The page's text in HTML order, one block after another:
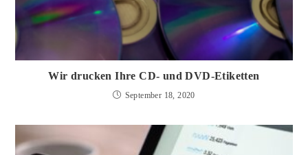
Wir drucken Ihre CD- und DVD-Etiketten
September 18, 2020